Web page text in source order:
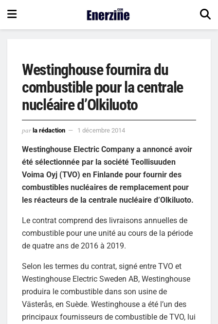
Westinghouse fournira du
combustible pour la centrale
nucléaire d’Olkiluoto
par la rédaction 1 décembre 2014
Westinghouse Electric Company a annoncé avoir
été sélectionnée par la société Teollisuuden
Voima Oyj (TVO) en Finlande pour fournir des
combustibles nucléaires de remplacement pour
les réacteurs de la centrale nucléaire d’Olkiluoto.
Le contrat comprend des livraisons annuelles de
combustible pour une unité au cours de la période
de quatre ans de 2016 à 2019.
Selon les termes du contrat, signé entre TVO et
Westinghouse Electric Sweden AB, Westinghouse
produira le combustible dans son usine de
Västerås, en Suède. Westinghouse a été l’un des
principaux fournisseurs de combustible de TVO, lui